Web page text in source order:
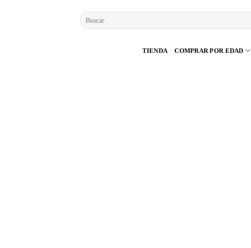
Buscar
por:
TIENDA COMPRAR POR EDAD